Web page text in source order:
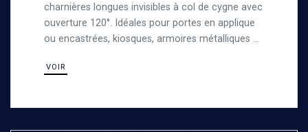
charnières longues invisibles à col de cygne avec
ouverture 120°. Idéales pour portes en applique
ou encastrées, kiosques, armoires métalliques et
polyvalence.
VOIR